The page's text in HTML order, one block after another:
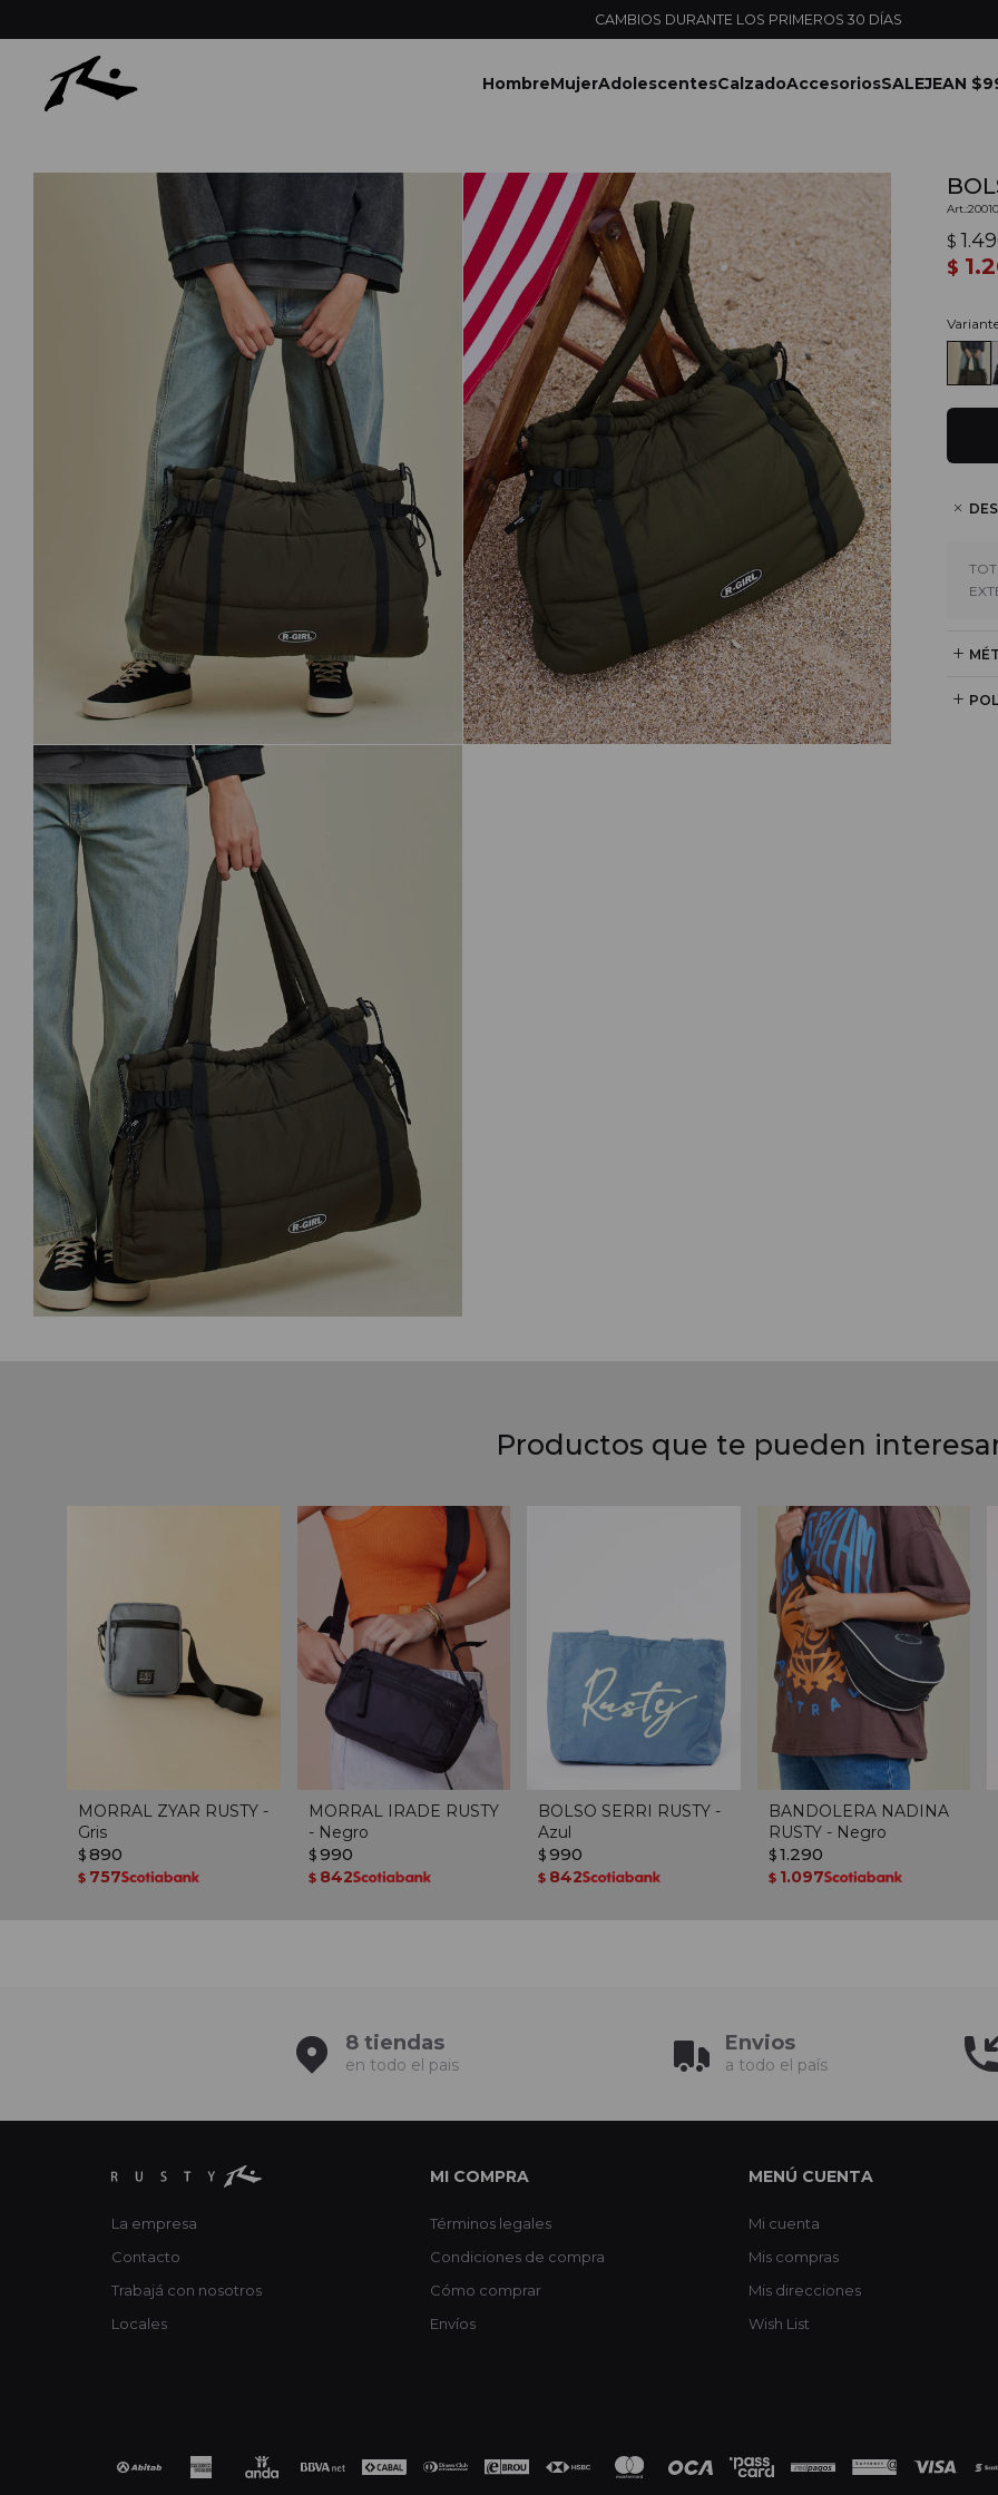
HombreMujerAdolescentesCalzadoAccesoriosSALEJEAN
$
$
Productos que te pueden
MORRAL ZYAR RUSTY -
Gris
$ 890
$ 757
MORRAL IRADE RUSTY
- Negro
$ 990
$ 842
BOLSO SERRI RUSTY -
Azul
$ 990
$ 842
BANDOLERA NADINA
RUSTY - Negro
$ 1.290
$ 1.097
8 tiendas
en todo el pais
Envios
a todo el país
La empresa
Contacto
Trabajá con nosotros
Locales
MI COMPRA
Términos legales
Condiciones de compra
Cómo comprar
Envíos
MENÚ CUENTA
Mi cuenta
Mis compras
Mis direcciones
Wish List